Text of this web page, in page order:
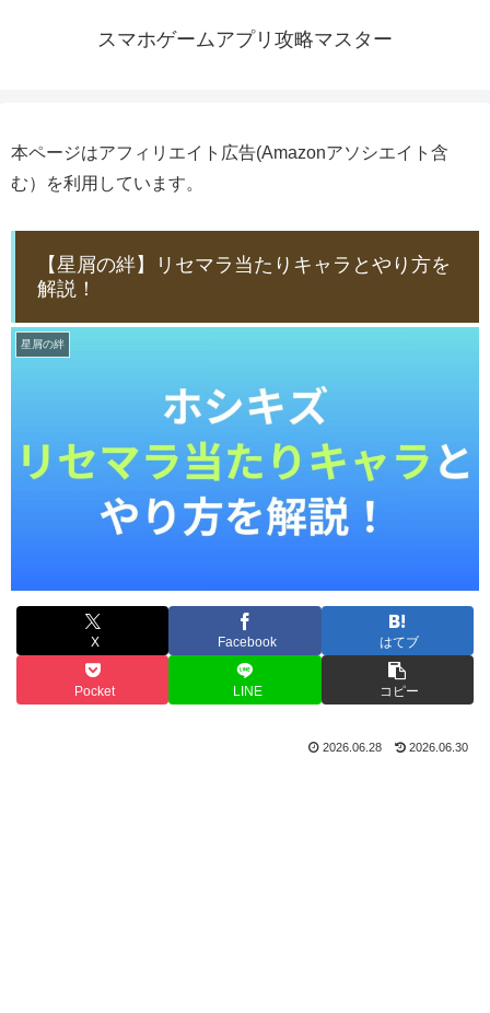
スマホゲームアプリ攻略マスター
本ページはアフィリエイト広告(Amazonアソシエイト含
む）を利用しています。
【星屑の絆】リセマラ当たりキャラとやり方を
解説！
星屑の絆
X Facebook はてブ
Pocket LINE コピー
2026.06.28 2026.06.30